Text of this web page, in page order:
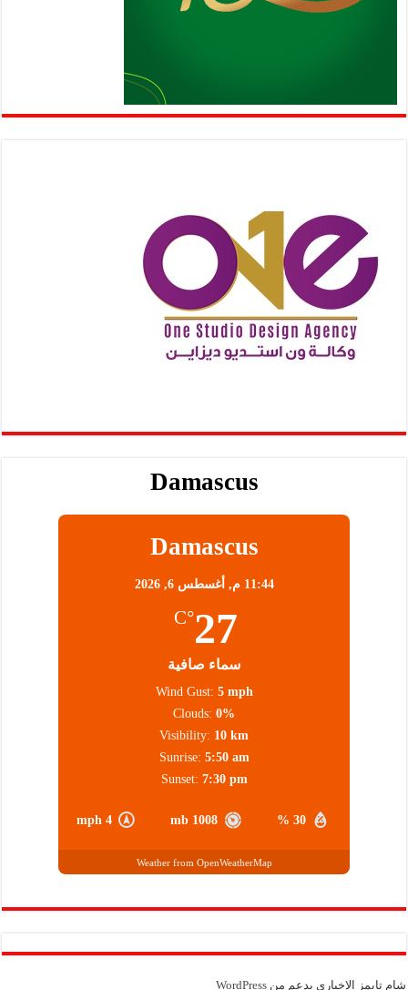
Damascus
Damascus
11:44 م, أغسطس 6, 2026
27
°C
سماء صافية
30 %
1008 mb
4 mph
Wind Gust: 5 mph
Clouds: 0%
Visibility: 10 km
Sunrise: 5:50 am
Sunset: 7:30 pm
Weather from OpenWeatherMap
شام تايمز الإخباري بدعم منWordPress